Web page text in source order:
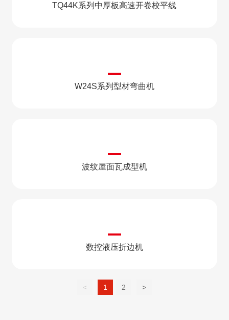
TQ44K系列中厚板高速开卷校平线
W24S系列型材弯曲机
波纹屋面瓦成型机
数控液压折边机
< 1 2 >